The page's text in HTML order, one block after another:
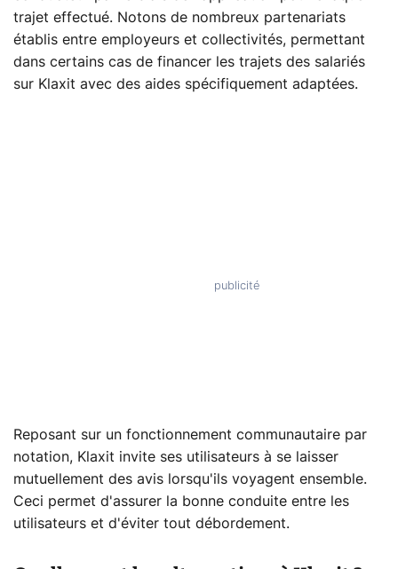
trajet effectué. Notons de nombreux partenariats
établis entre employeurs et collectivités, permettant
dans certains cas de financer les trajets des salariés
sur Klaxit avec des aides spécifiquement adaptées.
Reposant sur un fonctionnement communautaire par
notation, Klaxit invite ses utilisateurs à se laisser
mutuellement des avis lorsqu'ils voyagent ensemble.
Ceci permet d'assurer la bonne conduite entre les
utilisateurs et d'éviter tout débordement.